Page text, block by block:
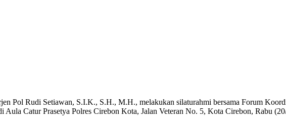
Pol Rudi Setiawan, S.I.K., S.H., M.H., melakukan silaturahmi bersama Forum
Catur Prasetya Polres Cirebon Kota, Jalan Veteran No. 5, Kota Cirebon, Rabu